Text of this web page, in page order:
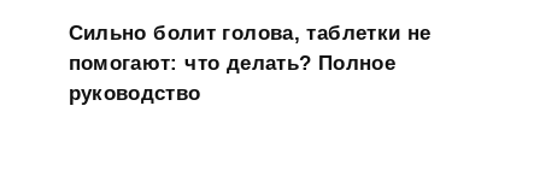
Сильно болит голова, таблетки не
помогают: что делать? Полное
руководство